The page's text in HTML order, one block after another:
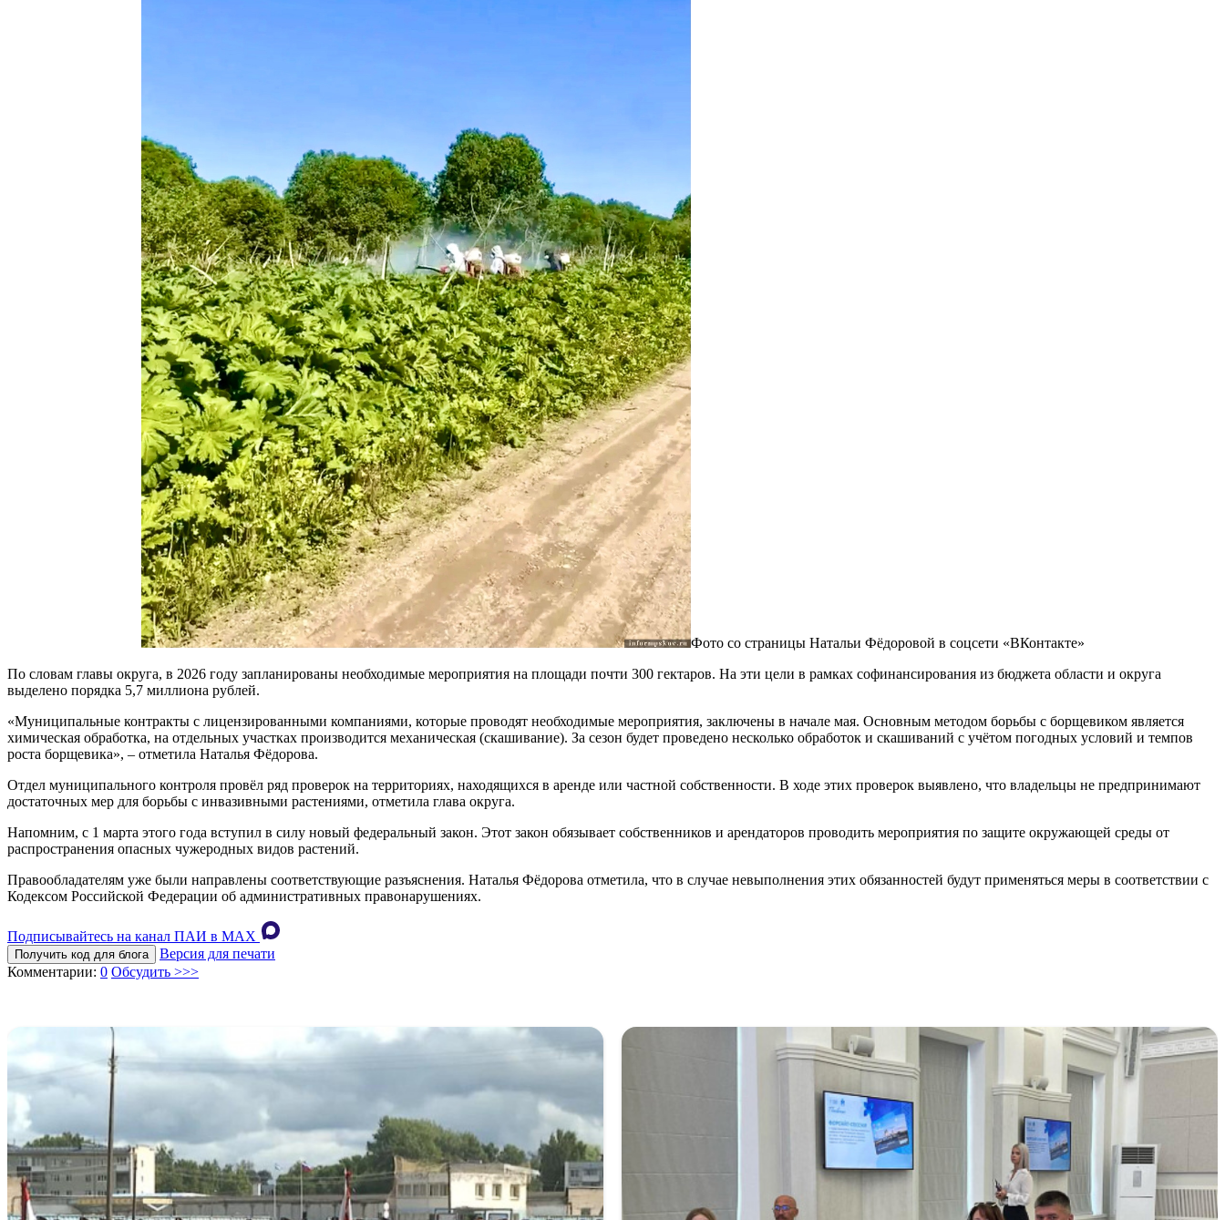
Фото со страницы Натальи Фёдоровой в соцсети «ВКонтакте»
По словам главы округа, в 2026 году запланированы необходимые мероприятия на площади почти 300 гектаров. На эти цели в рамках софинансирования из бюджета области и округа
выделено порядка 5,7 миллиона рублей.
«Муниципальные контракты с лицензированными компаниями, которые проводят необходимые мероприятия, заключены в начале мая. Основным методом борьбы с борщевиком является
химическая обработка, на отдельных участках производится механическая (скашивание). За сезон будет проведено несколько обработок и скашиваний с учётом погодных условий и темпов
роста борщевика», – отметила Наталья Фёдорова.
Отдел муниципального контроля провёл ряд проверок на территориях, находящихся в аренде или частной собственности. В ходе этих проверок выявлено, что владельцы не предпринимают
достаточных мер для борьбы с инвазивными растениями, отметила глава округа.
Напомним, с 1 марта этого года вступил в силу новый федеральный закон. Этот закон обязывает собственников и арендаторов проводить мероприятия по защите окружающей среды от
распространения опасных чужеродных видов растений.
Правообладателям уже были направлены соответствующие разъяснения. Наталья Фёдорова отметила, что в случае невыполнения этих обязанностей будут применяться меры в соответствии с
Кодексом Российской Федерации об административных правонарушениях.
Подписывайтесь на канал ПАИ в MAХ
Получить код для блога
Версия для печати
Комментарии: 0 Обсудить >>>